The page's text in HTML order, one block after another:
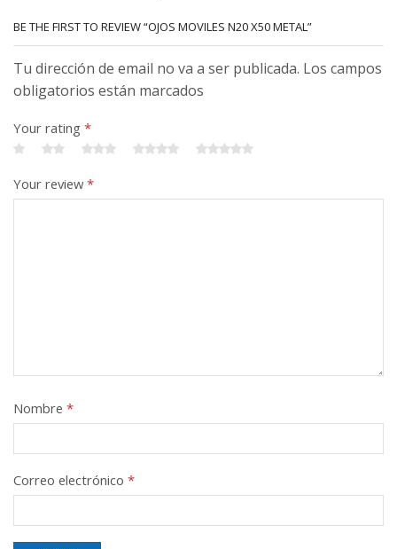
BE THE FIRST TO REVIEW “OJOS MOVILES N20 X50 METAL”
Tu dirección de email no va a ser publicada. Los campos
obligatorios están marcados
Your rating *
Your review*
Nombre *
Correo electrónico *